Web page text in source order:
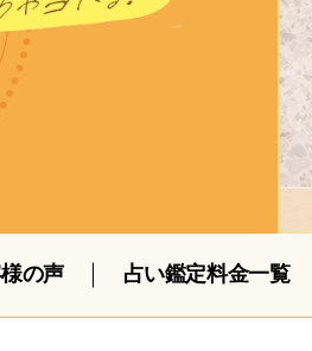
の声 占い鑑定料金一覧